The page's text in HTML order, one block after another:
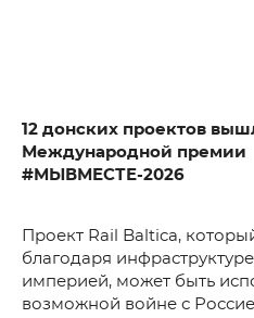
12 донских проектов
Международной премии
#МЫВМЕСТЕ-2026
Проект Rail Baltica,
благодаря
империей, может быть
возможной войне с